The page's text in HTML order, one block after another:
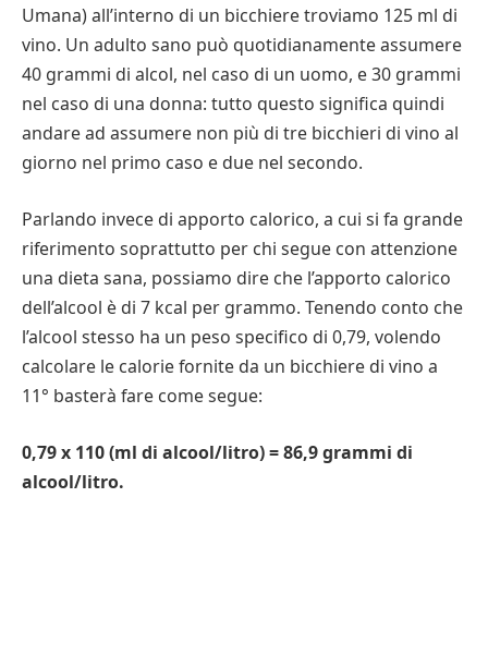
Umana) all’interno di un bicchiere troviamo 125 ml di
vino. Un adulto sano può quotidianamente assumere
40 grammi di alcol, nel caso di un uomo, e 30 grammi
nel caso di una donna: tutto questo significa quindi
andare ad assumere non più di tre bicchieri di vino al
giorno nel primo caso e due nel secondo.
Parlando invece di apporto calorico, a cui si fa grande
riferimento soprattutto per chi segue con attenzione
una dieta sana, possiamo dire che l’apporto calorico
dell’alcool è di 7 kcal per grammo. Tenendo conto che
l’alcool stesso ha un peso specifico di 0,79, volendo
calcolare le calorie fornite da un bicchiere di vino a
11° basterà fare come segue:
0,79 x 110 (ml di alcool/litro) = 86,9 grammi di
alcool/litro.